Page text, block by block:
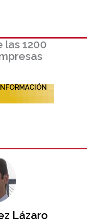
las 1200
Lázaro